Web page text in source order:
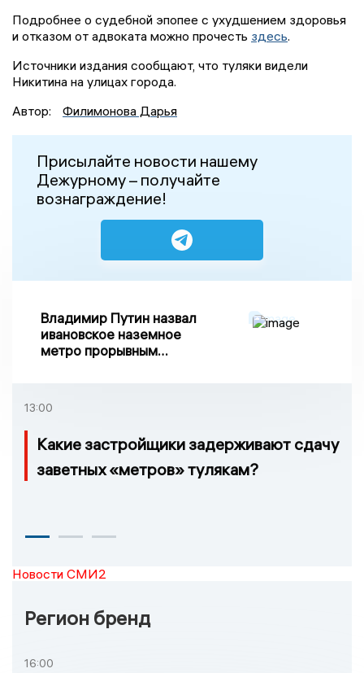
Подробнее о судебной эпопее с ухудшением здоровья
и отказом от адвоката можно прочесть здесь.
Источники издания сообщают, что туляки видели
Никитина на улицах города.
Автор:
Филимонова Дарья
Присылайте новости нашему
Дежурному – получайте
вознаграждение!
Владимир Путин назвал
ивановское наземное
метро прорывным
13:00
Какие застройщики задерживают сдачу
заветных «метров» тулякам?
Новости СМИ2
Регион бренд
16:00